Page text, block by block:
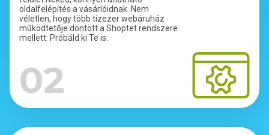
oldalfelépítés a vásárlóidnak. Nem
véletlen, hogy több tízezer webáruház
működtetője döntött a Shoptet rendszere
mellett. Próbáld ki Te is.
02